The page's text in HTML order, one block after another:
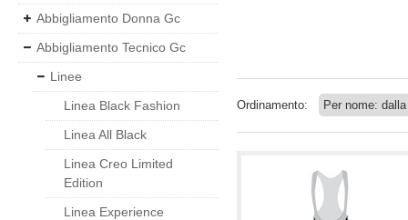
Abbigliamento Donna Gc
Abbigliamento Tecnico Gc
Linee
Linea Black Fashion
Linea All Black
Linea Creo Limited
Edition
Linea Experience
Ordinamento: